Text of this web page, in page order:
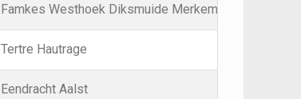
Famkes Westhoek Diksmuide Merkem
Tertre Hautrage
Eendracht Aalst